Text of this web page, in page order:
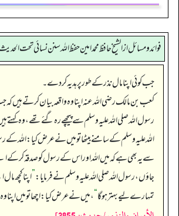
فوائد ومسائل از الشيخ حافظ محمد امين حفظ الله سنن نسائي تحت
جب کوئی اپنا مال نذر کے طور پر ہدیہ کر دے۔
کعب بن مالک رضی اللہ عنہ اپنا وہ واقعہ بیان کرتے ہیں
رسول اللہ صلی اللہ علیہ وسلم سے پیچھے رہ گئے تھے، وہ
اللہ علیہ وسلم کے سامنے بیٹھا تو میں نے عرض کیا: اللہ کے
سے یہ بھی ہے کہ میں اللہ اور اس کے رسول کو صدقہ کر کے
جاؤں، رسول اللہ صلی اللہ علیہ وسلم نے فرمایا:”اپنا کچھ
تمہارے لیے بہتر ہو گا“، میں نے عرض کیا: اچھا تو میں اپنا وہ